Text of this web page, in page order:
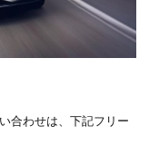
合わせは、下記フリー